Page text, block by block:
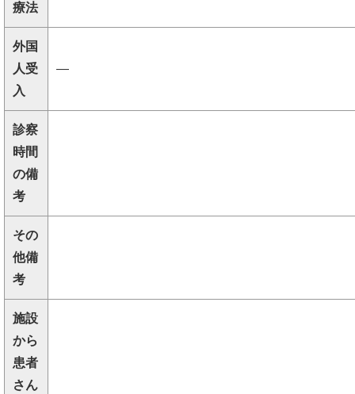
療法
外国
人受
入
―
診察
時間
の備
考
その
他備
考
施設
から
患者
さん